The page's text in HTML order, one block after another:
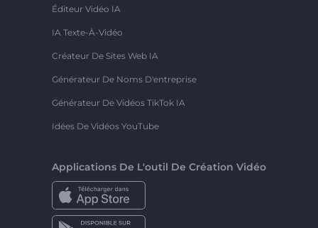
Éditeur Vidéo IA
IA Texte-À-Vidéo
Créateur De Sites Web IA
Générateur De Noms D'entreprise
Générateur De Vidéos TikTok IA
Idées De Vidéos YouTube
Applications De L'outil De Création Vidéo